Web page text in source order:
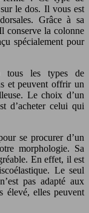
le dos. Il vous est
Grâce à sa
conserve la colonne
spécialement pour
tous les types de
et peuvent offrir un
Le choix d’un
d’acheter celui qui
se procurer d’un
morphologie. Sa
En effet, il est
Le seul
pas adapté aux
élevé, elles peuvent